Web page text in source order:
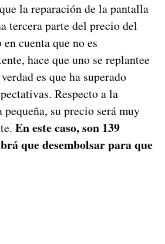
la reparación de la pantalla
tercera parte del precio del
cuenta que no es
hace que uno se replantee
es que ha superado
Respecto a la
su precio será muy
En este caso, son 139
que desembolsar para que